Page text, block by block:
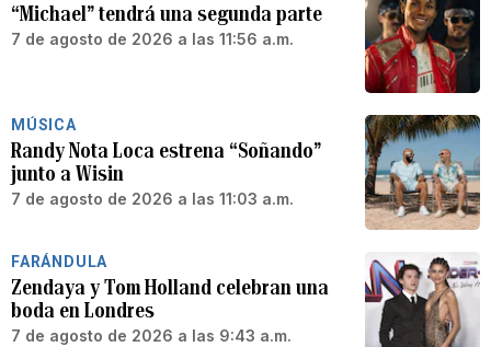
“Michael” tendrá una segunda parte
7 de agosto de 2026 a las 11:56 a.m.
MÚSICA
Randy Nota Loca estrena “Soñando”
junto a Wisin
7 de agosto de 2026 a las 11:03 a.m.
FARÁNDULA
Zendaya y Tom Holland celebran una
boda en Londres
7 de agosto de 2026 a las 9:43 a.m.